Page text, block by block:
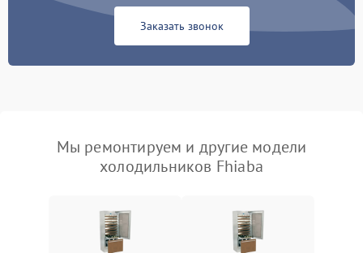
Заказать звонок
Мы ремонтируем и другие модели
холодильников Fhiaba